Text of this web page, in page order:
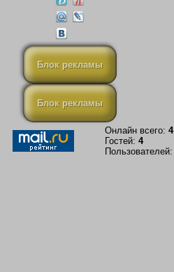
Блок рекламы
Блок рекламы
Онлайн всего: 4
Гостей: 4
Пользователей: